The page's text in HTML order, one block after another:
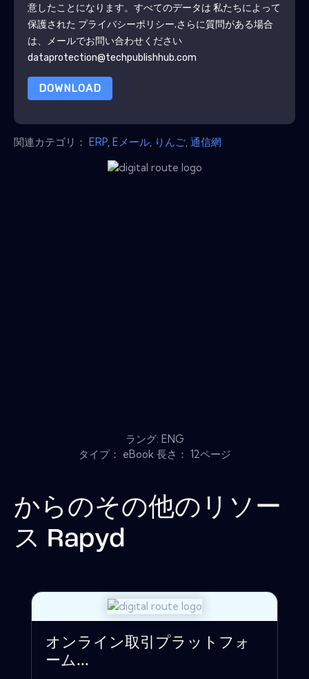
意したことになります。すべてのデータは 私たちによって
保護された プライバシーポリシー.さらに質問がある場合
は、メールでお問い合わせください
dataprotection@techpublishhub.com
DOWNLOAD
関連カテゴリ： ERP Eメール りんご 通信網
ラング: ENG
タイプ： eBook 長さ： 12ページ
からのその他のリソー
ス Rapyd
オンライン取引プラットフォ
ーム...